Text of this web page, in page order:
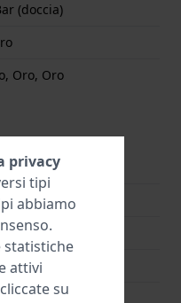
(doccia)
Oro, Oro
1302D
mm
mm
metallica
privacy
tipi
abbiamo
statistiche
attivi
su